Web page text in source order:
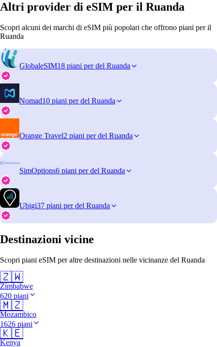
Altri provider di eSIM per il Ruanda
Scopri alcuni dei marchi di eSIM più popolari che offrono piani per il
Ruanda
GlobaleSIM18 piani per del Ruanda
Nomad10 piani per del Ruanda
Orange Travel2 piani per del Ruanda
SimOptions6 piani per del Ruanda
Ubigi37 piani per del Ruanda
Destinazioni vicine
Scopri piani eSIM per altre destinazioni nelle vicinanze del Ruanda
🇿🇼
Zimbabwe
620 piani
🇲🇿
Mozambico
1626 piani
🇰🇪
Kenya